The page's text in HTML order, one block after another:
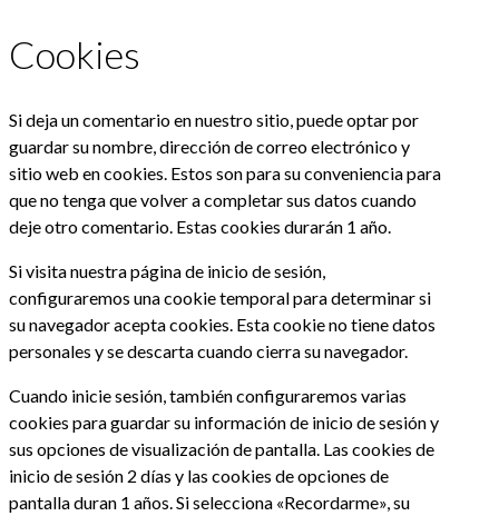
Cookies
Si deja un comentario en nuestro sitio, puede optar por
guardar su nombre, dirección de correo electrónico y
sitio web en cookies. Estos son para su conveniencia para
que no tenga que volver a completar sus datos cuando
deje otro comentario. Estas cookies durarán 1 año.
Si visita nuestra página de inicio de sesión,
configuraremos una cookie temporal para determinar si
su navegador acepta cookies. Esta cookie no tiene datos
personales y se descarta cuando cierra su navegador.
Cuando inicie sesión, también configuraremos varias
cookies para guardar su información de inicio de sesión y
sus opciones de visualización de pantalla. Las cookies de
inicio de sesión 2 días y las cookies de opciones de
pantalla duran 1 años. Si selecciona «Recordarme», su